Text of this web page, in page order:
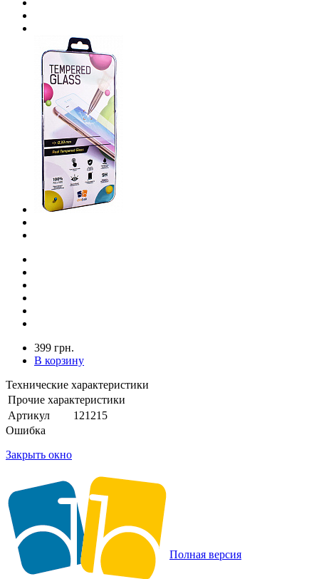
399 грн.
В корзину
Технические характеристики
Прочие характеристики
Артикул
121215
Ошибка
Закрыть окно
Полная версия